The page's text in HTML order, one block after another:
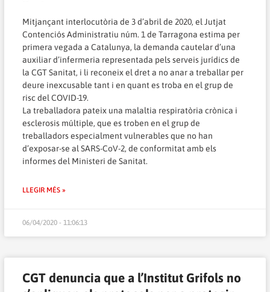
Mitjançant interlocutòria de 3 d’abril de 2020, el Jutjat
Contenciós Administratiu núm. 1 de Tarragona estima per
primera vegada a Catalunya, la demanda cautelar d’una
auxiliar d’infermeria representada pels serveis jurídics de
la CGT Sanitat, i li reconeix el dret a no anar a treballar per
deure inexcusable tant i en quant es troba en el grup de
risc del COVID-19.
La treballadora pateix una malaltia respiratòria crònica i
esclerosis múltiple, que es troben en el grup de
treballadors especialment vulnerables que no han
d’exposar-se al SARS-CoV-2, de conformitat amb els
informes del Ministeri de Sanitat.
LLEGIR MÉS »
06/04/2020 - 11:06:13
CGT denuncia que a l’Institut Grifols no